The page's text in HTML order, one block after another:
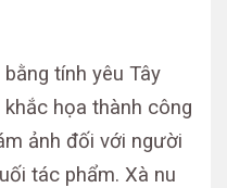
tính yêu Tây
họa thành công
ảnh đối với người
tác phẩm. Xà nu